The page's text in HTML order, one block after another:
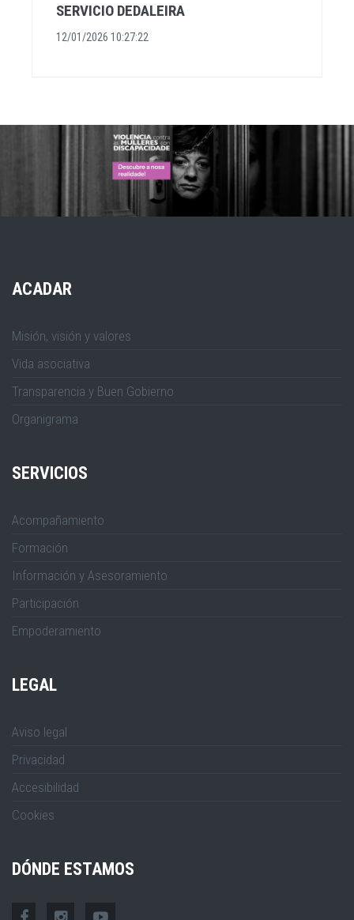
SERVICIO DEDALEIRA
12/01/2026 10:27:22
ACADAR
Misión, visión y valores
Vida asociativa
Transparencia y Buen Gobierno
Organigrama
SERVICIOS
Acompañamiento
Formación
Información y Asesoramiento
Participación
Empoderamiento
LEGAL
Aviso legal
Privacidad
Accesibilidad
Cookies
DÓNDE ESTAMOS